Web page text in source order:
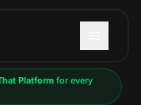
Platformfor every